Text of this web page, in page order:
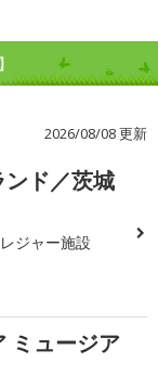
2026/08/08 更新
ド／茨城
ジャー施設
ミュージア